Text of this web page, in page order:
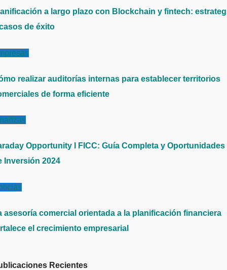
a largo plazo con Blockchain y fintech:
de éxito
realizar auditorías internas para establecer territorios
de forma eficiente
Opportunity I FICC: Guía Completa y Oportunidades
Inversión 2024
asesoría comercial orientada a la planificación financiera
el crecimiento empresarial
Recientes